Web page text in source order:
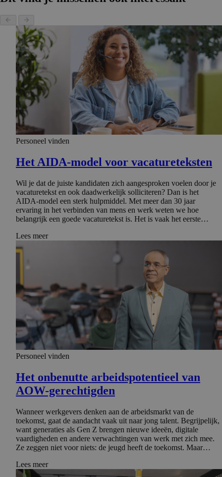
Personeel vinden
Het AIDA-model voor vacature­tek­sten
Wil je dat de juiste kandidaten zich aangesproken voelen door je
vacaturetekst en ook daadwerkelijk solliciteren? Dan is het
AIDA-model een sterk hulpmiddel. Met meer dan 30 jaar
ervaring in het verbinden van mens en werk weten we hoe
belangrijk een goede vacaturetekst is. Het is vaak het eerste…
Lees meer
Personeel vinden
Het onbenutte arbeidspo­ten­tieel van
AOW-gerechtigden
Wanneer werkgevers denken aan de arbeidsmarkt van de
toekomst, gaat de aandacht vaak uit naar jong talent. Begrijpelijk,
want generaties als Gen Z brengen nieuwe ideeën, digitale
vaardigheden en andere verwachtingen van werk met zich mee.
Ze zeggen niet voor niets: de jeugd heeft de toekomst. Maar…
Lees meer